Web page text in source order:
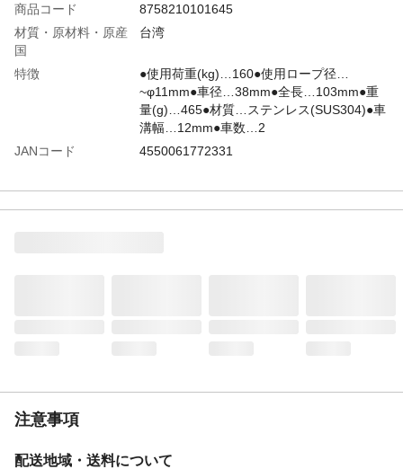
商品コード
8758210101645
材質・原材料・原産
国
台湾
特徴
●使用荷重(kg)…160●使用ロープ径…
~φ11mm●車径…38mm●全長…103mm●重
量(g)…465●材質…ステンレス(SUS304)●車
溝幅…12mm●車数…2
JANコード
4550061772331
注意事項
配送地域・送料について